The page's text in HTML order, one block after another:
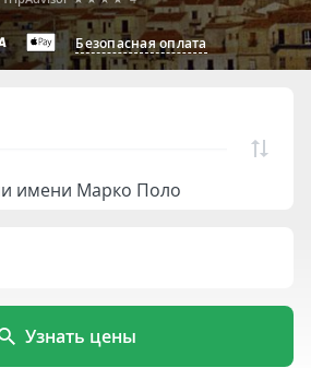
Безопасная оплата
Узнать цены